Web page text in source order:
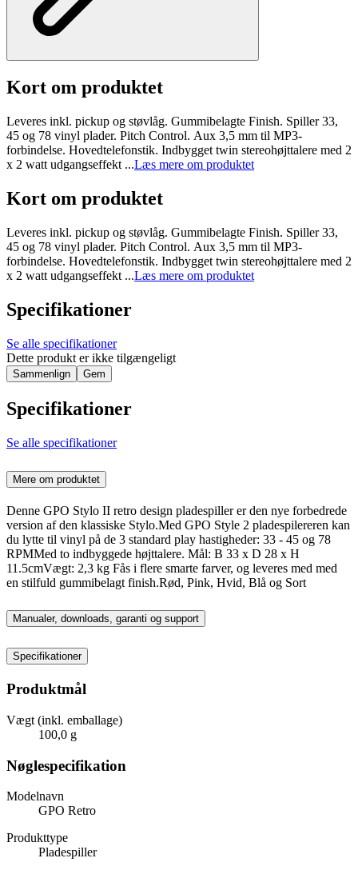
Kort om produktet
Leveres inkl. pickup og støvlåg. Gummibelagte Finish. Spiller 33,
45 og 78 vinyl plader. Pitch Control. Aux 3,5 mm til MP3-
forbindelse. Hovedtelefonstik. Indbygget twin stereohøjttalere med 2
x 2 watt udgangseffekt ...Læs mere om produktet
Kort om produktet
Leveres inkl. pickup og støvlåg. Gummibelagte Finish. Spiller 33,
45 og 78 vinyl plader. Pitch Control. Aux 3,5 mm til MP3-
forbindelse. Hovedtelefonstik. Indbygget twin stereohøjttalere med 2
x 2 watt udgangseffekt ...Læs mere om produktet
Specifikationer
Se alle specifikationer
Dette produkt er ikke tilgængeligt
Sammenlign Gem
Specifikationer
Se alle specifikationer
Mere om produktet
Denne GPO Stylo II retro design pladespiller er den nye forbedrede
version af den klassiske Stylo.Med GPO Style 2 pladespilereren kan
du lytte til vinyl på de 3 standard play hastigheder: 33 - 45 og 78
RPMMed to indbyggede højttalere. Mål: B 33 x D 28 x H
11.5cmVægt: 2,3 kg Fås i flere smarte farver, og leveres med med
en stilfuld gummibelagt finish.Rød, Pink, Hvid, Blå og Sort
Manualer, downloads, garanti og support
Specifikationer
Produktmål
Vægt (inkl. emballage)
100,0 g
Nøglespecifikation
Modelnavn
GPO Retro
Produkttype
Pladespiller